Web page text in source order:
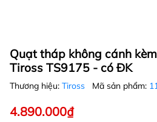
Quạt tháp không cánh
Tiross TS9175 - có ĐK
Thương hiệu: Tiross Mã sản phẩm:
4.890.000₫